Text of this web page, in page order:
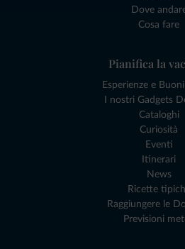
Dove
Cosa fare
Pianifica la
Esperienze e
I nostri Gadgets
Cataloghi
Curiosità
Eventi
Itinerari
News
Ricette
Raggiungere le
Previsioni